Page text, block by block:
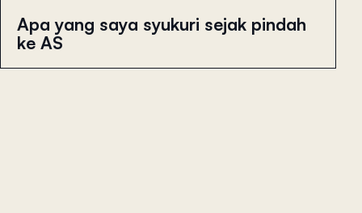
Apa yang saya syukuri sejak pindah
ke AS